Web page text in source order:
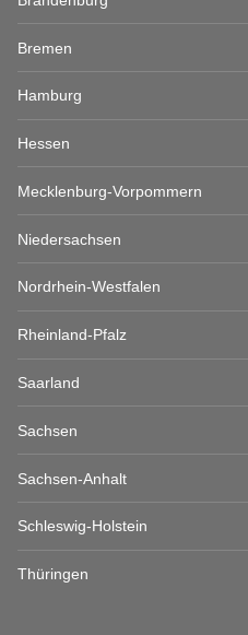
Bremen
Hamburg
Hessen
Mecklenburg-Vorpommern
Niedersachsen
Nordrhein-Westfalen
Rheinland-Pfalz
Saarland
Sachsen
Sachsen-Anhalt
Schleswig-Holstein
Thüringen